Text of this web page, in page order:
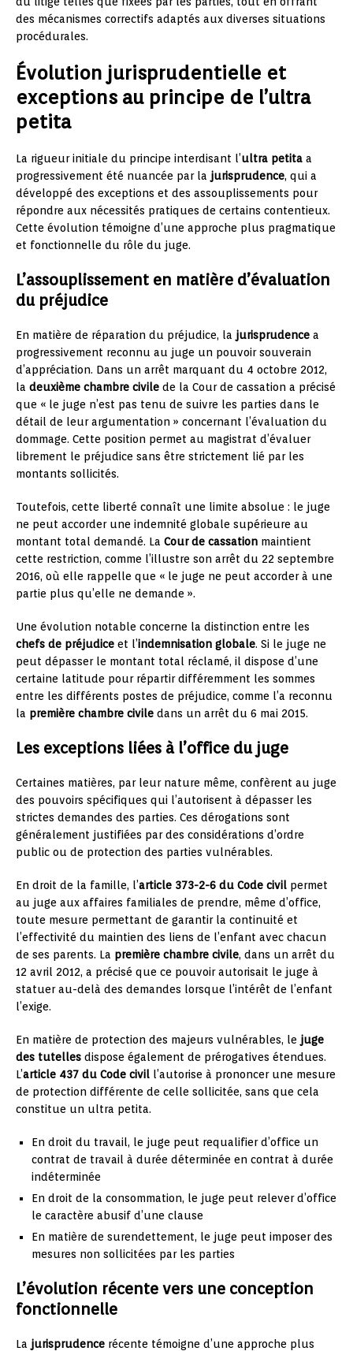
des mécanismes correctifs adaptés aux diverses situations
procédurales.
Évolution jurisprudentielle et
exceptions au principe de l’ultra
petita
La rigueur initiale du principe interdisant l’ultra petita a
progressivement été nuancée par la jurisprudence, qui a
développé des exceptions et des assouplissements pour
répondre aux nécessités pratiques de certains contentieux.
Cette évolution témoigne d’une approche plus pragmatique
et fonctionnelle du rôle du juge.
L’assouplissement en matière d’évaluation
du préjudice
En matière de réparation du préjudice, la jurisprudence a
progressivement reconnu au juge un pouvoir souverain
d’appréciation. Dans un arrêt marquant du 4 octobre 2012,
la deuxième chambre civile de la Cour de cassation a précisé
que « le juge n’est pas tenu de suivre les parties dans le
détail de leur argumentation » concernant l’évaluation du
dommage. Cette position permet au magistrat d’évaluer
librement le préjudice sans être strictement lié par les
montants sollicités.
Toutefois, cette liberté connaît une limite absolue : le juge
ne peut accorder une indemnité globale supérieure au
montant total demandé. La Cour de cassation maintient
cette restriction, comme l’illustre son arrêt du 22 septembre
2016, où elle rappelle que « le juge ne peut accorder à une
partie plus qu’elle ne demande ».
Une évolution notable concerne la distinction entre les
chefs de préjudice et l’indemnisation globale. Si le juge ne
peut dépasser le montant total réclamé, il dispose d’une
certaine latitude pour répartir différemment les sommes
entre les différents postes de préjudice, comme l’a reconnu
la première chambre civile dans un arrêt du 6 mai 2015.
Les exceptions liées à l’office du juge
Certaines matières, par leur nature même, confèrent au juge
des pouvoirs spécifiques qui l’autorisent à dépasser les
strictes demandes des parties. Ces dérogations sont
généralement justifiées par des considérations d’ordre
public ou de protection des parties vulnérables.
En droit de la famille, l’article 373-2-6 du Code civil permet
au juge aux affaires familiales de prendre, même d’office,
toute mesure permettant de garantir la continuité et
l’effectivité du maintien des liens de l’enfant avec chacun
de ses parents. La première chambre civile, dans un arrêt du
12 avril 2012, a précisé que ce pouvoir autorisait le juge à
statuer au-delà des demandes lorsque l’intérêt de l’enfant
l’exige.
En matière de protection des majeurs vulnérables, le juge
des tutelles dispose également de prérogatives étendues.
L’article 437 du Code civil l’autorise à prononcer une mesure
de protection différente de celle sollicitée, sans que cela
constitue un ultra petita.
En droit du travail, le juge peut requalifier d’office un
contrat de travail à durée déterminée en contrat à durée
indéterminée
En droit de la consommation, le juge peut relever d’office
le caractère abusif d’une clause
En matière de surendettement, le juge peut imposer des
mesures non sollicitées par les parties
L’évolution récente vers une conception
fonctionnelle
La jurisprudence récente témoigne d’une approche plus